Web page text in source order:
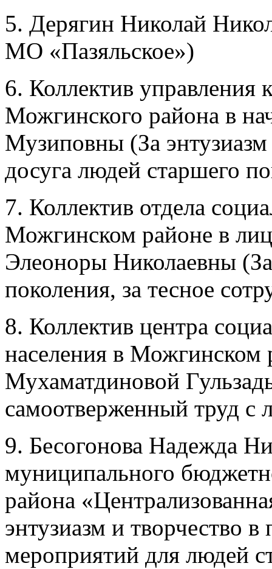
5. Дерягин Николай
МО «Пазяльское»)
6. Коллектив управления
Можгинского района в
Музиповны (За энтузиазм
досуга людей старшего
7. Коллектив отдела
Можгинском районе в
Элеоноры Николаевны
поколения, за тесное
8. Коллектив центра
населения в Можгинском
Мухаматдиновой
самоотверженный труд с
9. Бесогонова Надежда
муниципального
района
энтузиазм и творчество
мероприятий для людей